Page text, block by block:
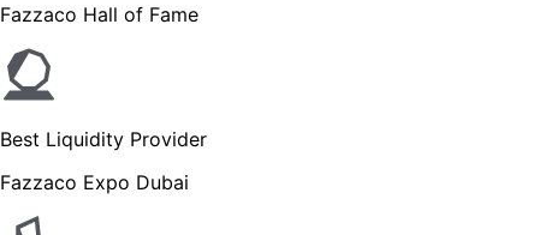
Fazzaco Hall of Fame
Best Liquidity Provider
Fazzaco Expo Dubai